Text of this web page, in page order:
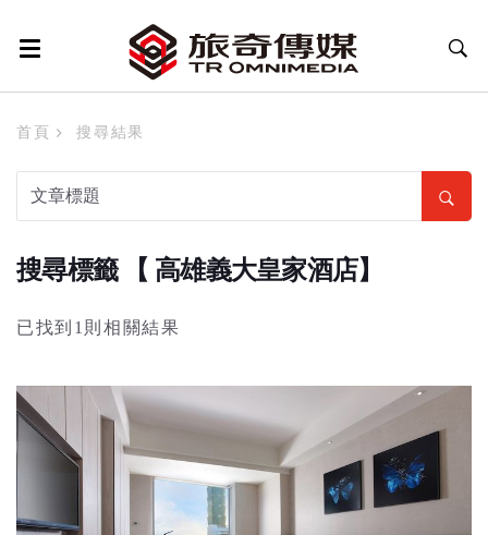
首頁 搜尋結果
搜尋標籤 【 高雄義大皇家酒店】
已找到1則相關結果